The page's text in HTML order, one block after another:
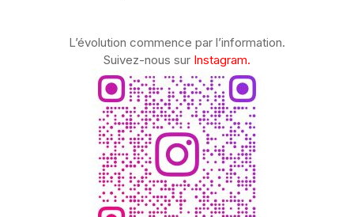
L’évolution commence par l’information.
Suivez-nous sur Instagram.